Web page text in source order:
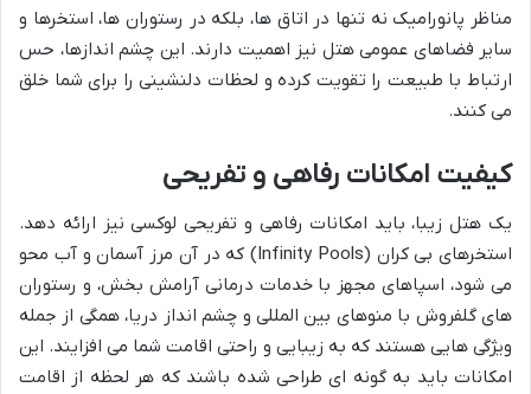
مناظر پانورامیک نه تنها در اتاق ها، بلکه در رستوران ها، استخرها و
سایر فضاهای عمومی هتل نیز اهمیت دارند. این چشم اندازها، حس
ارتباط با طبیعت را تقویت کرده و لحظات دلنشینی را برای شما خلق
می کنند.
کیفیت امکانات رفاهی و تفریحی
یک هتل زیبا، باید امکانات رفاهی و تفریحی لوکسی نیز ارائه دهد.
استخرهای بی کران (Infinity Pools) که در آن مرز آسمان و آب محو
می شود، اسپاهای مجهز با خدمات درمانی آرامش بخش، و رستوران
های گلفروش با منوهای بین المللی و چشم انداز دریا، همگی از جمله
ویژگی هایی هستند که به زیبایی و راحتی اقامت شما می افزایند. این
امکانات باید به گونه ای طراحی شده باشند که هر لحظه از اقامت